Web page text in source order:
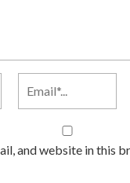
and website in this